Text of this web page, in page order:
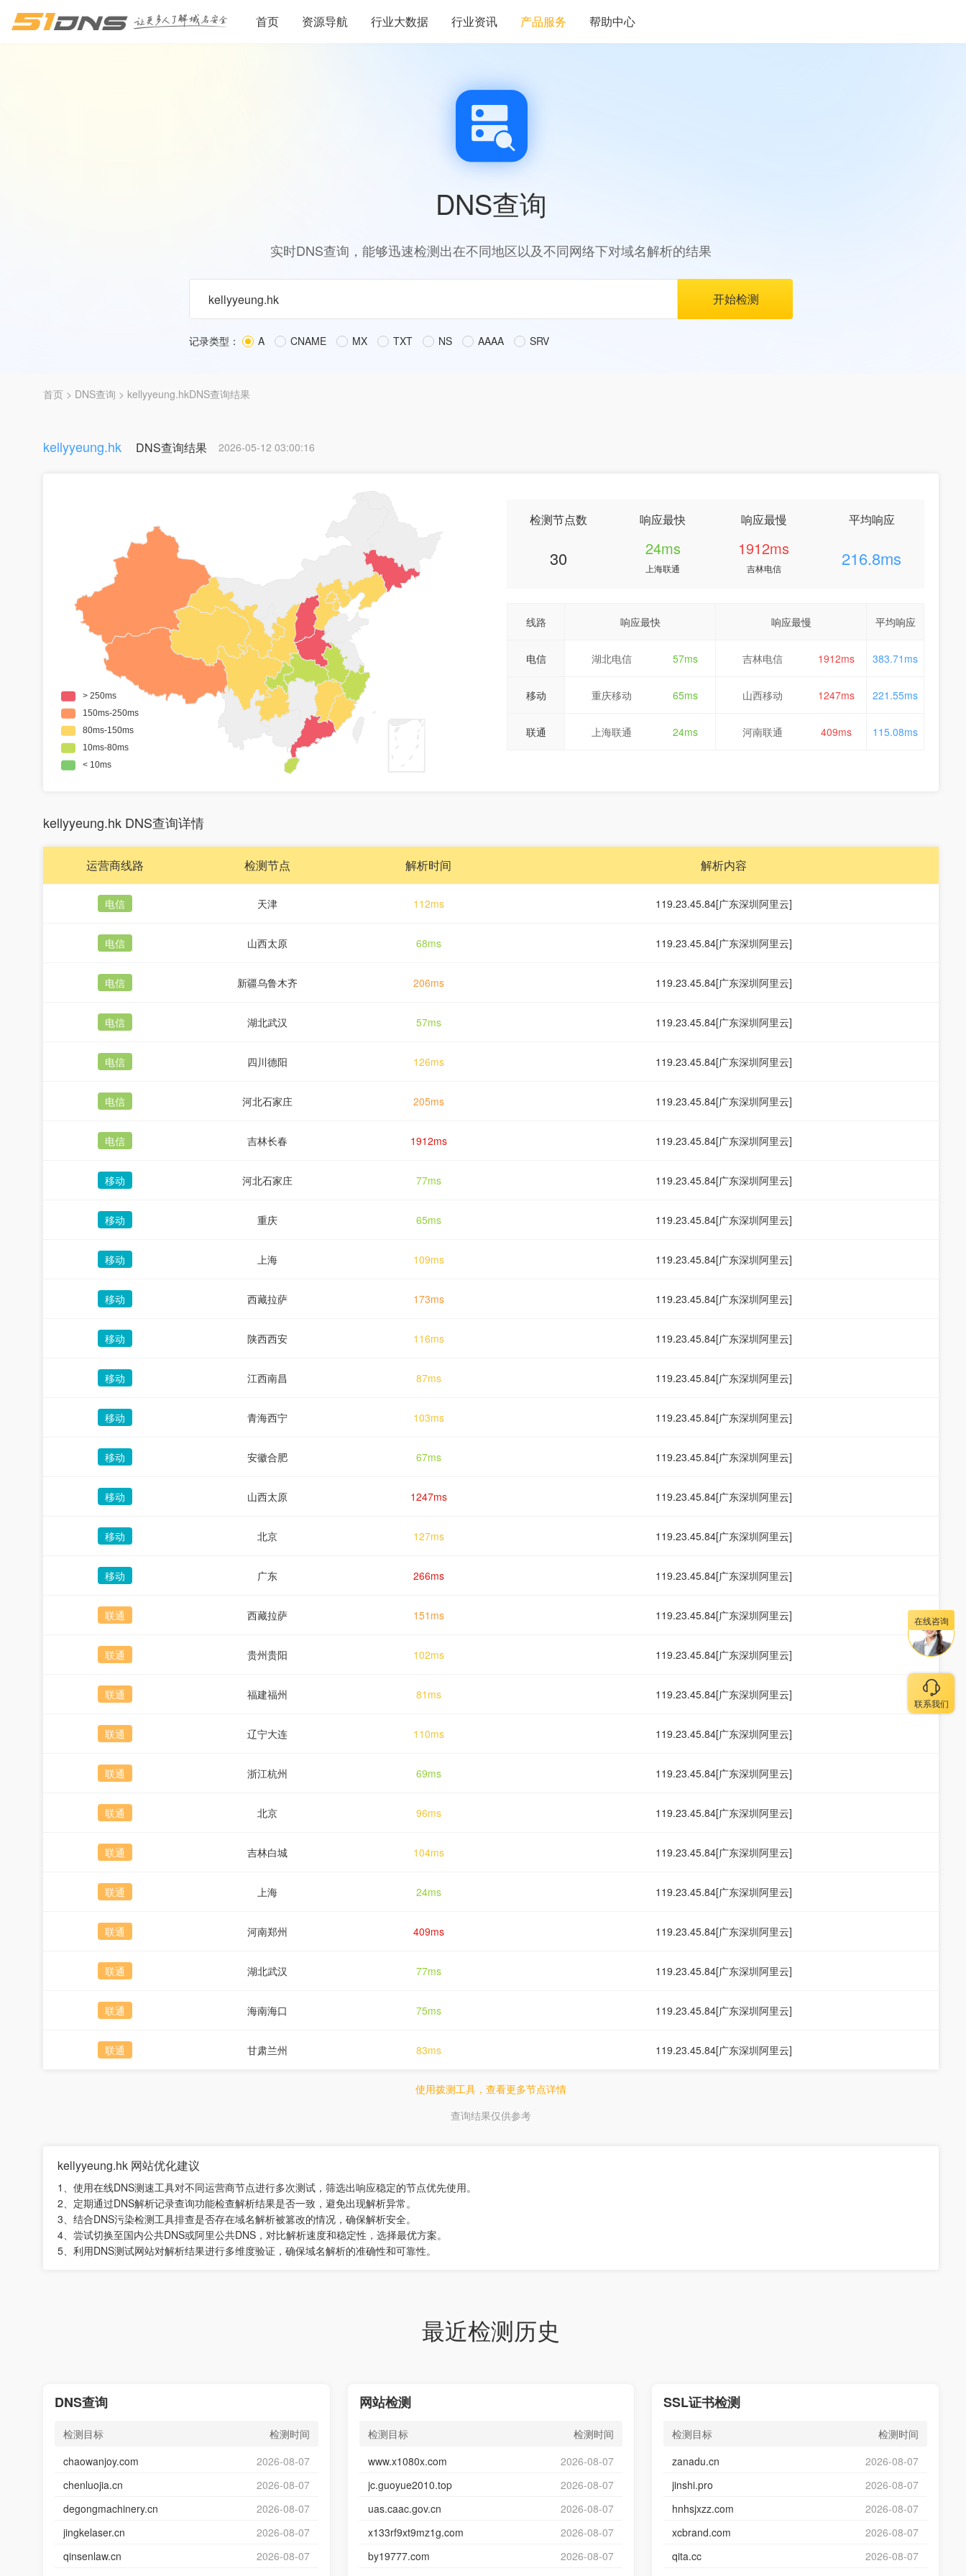
首页 资源导航 行业大数据 行业资讯 产品服务 帮助中心
DNS查询
实时DNS查询，能够迅速检测出在不同地区以及不同网络下对域名解析的结果
记录类型： A CNAME MX TXT NS AAAA SRV
首页 > DNS查询 > kellyyeung.hkDNS查询结果
kellyyeung.hk DNS查询结果 2026-05-12 03:00:16
检测节点数
30
响应最快
24ms
上海联通
响应最慢
1912ms
吉林电信
平均响应
216.8ms
线路 响应最快 响应最慢 平均响应
电信 湖北电信 57ms 吉林电信 1912ms 383.71ms
移动 重庆移动 65ms 山西移动 1247ms 221.55ms
联通 上海联通 24ms 河南联通 409ms 115.08ms
kellyyeung.hk DNS查询详情
运营商线路 检测节点 解析时间 解析内容
电信 天津 112ms 119.23.45.84[广东深圳阿里云]
电信 山西太原 68ms 119.23.45.84[广东深圳阿里云]
电信 新疆乌鲁木齐 206ms 119.23.45.84[广东深圳阿里云]
电信 湖北武汉 57ms 119.23.45.84[广东深圳阿里云]
电信 四川德阳 126ms 119.23.45.84[广东深圳阿里云]
电信 河北石家庄 205ms 119.23.45.84[广东深圳阿里云]
电信 吉林长春 1912ms 119.23.45.84[广东深圳阿里云]
移动 河北石家庄 77ms 119.23.45.84[广东深圳阿里云]
移动 重庆 65ms 119.23.45.84[广东深圳阿里云]
移动 上海 109ms 119.23.45.84[广东深圳阿里云]
移动 西藏拉萨 173ms 119.23.45.84[广东深圳阿里云]
移动 陕西西安 116ms 119.23.45.84[广东深圳阿里云]
移动 江西南昌 87ms 119.23.45.84[广东深圳阿里云]
移动 青海西宁 103ms 119.23.45.84[广东深圳阿里云]
移动 安徽合肥 67ms 119.23.45.84[广东深圳阿里云]
移动 山西太原 1247ms 119.23.45.84[广东深圳阿里云]
移动 北京 127ms 119.23.45.84[广东深圳阿里云]
移动 广东 266ms 119.23.45.84[广东深圳阿里云]
联通 西藏拉萨 151ms 119.23.45.84[广东深圳阿里云]
联通 贵州贵阳 102ms 119.23.45.84[广东深圳阿里云]
联通 福建福州 81ms 119.23.45.84[广东深圳阿里云]
联通 辽宁大连 110ms 119.23.45.84[广东深圳阿里云]
联通 浙江杭州 69ms 119.23.45.84[广东深圳阿里云]
联通 北京 96ms 119.23.45.84[广东深圳阿里云]
联通 吉林白城 104ms 119.23.45.84[广东深圳阿里云]
联通 上海 24ms 119.23.45.84[广东深圳阿里云]
联通 河南郑州 409ms 119.23.45.84[广东深圳阿里云]
联通 湖北武汉 77ms 119.23.45.84[广东深圳阿里云]
联通 海南海口 75ms 119.23.45.84[广东深圳阿里云]
联通 甘肃兰州 83ms 119.23.45.84[广东深圳阿里云]
使用拨测工具，查看更多节点详情
查询结果仅供参考
kellyyeung.hk 网站优化建议
1、使用在线DNS测速工具对不同运营商节点进行多次测试，筛选出响应稳定的节点优先使用。
2、定期通过DNS解析记录查询功能检查解析结果是否一致，避免出现解析异常。
3、结合DNS污染检测工具排查是否存在域名解析被篡改的情况，确保解析安全。
4、尝试切换至国内公共DNS或阿里公共DNS，对比解析速度和稳定性，选择最优方案。
5、利用DNS测试网站对解析结果进行多维度验证，确保域名解析的准确性和可靠性。
最近检测历史
DNS查询
检测目标
检测时间
chaowanjoy.com
2026-08-07
chenluojia.cn
2026-08-07
degongmachinery.cn
2026-08-07
jingkelaser.cn
2026-08-07
qinsenlaw.cn
2026-08-07
网站检测
检测目标
检测时间
www.x1080x.com
2026-08-07
jc.guoyue2010.top
2026-08-07
uas.caac.gov.cn
2026-08-07
x133rf9xt9mz1g.com
2026-08-07
by19777.com
2026-08-07
SSL证书检测
检测目标
检测时间
zanadu.cn
2026-08-07
jinshi.pro
2026-08-07
hnhsjxzz.com
2026-08-07
xcbrand.com
2026-08-07
qita.cc
2026-08-07
在线咨询
联系我们